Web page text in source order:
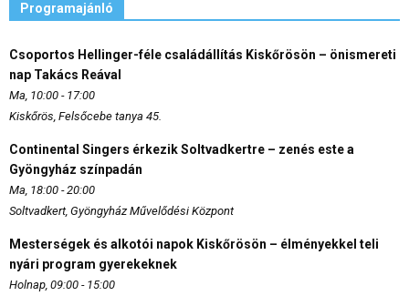
Programajánló
Csoportos Hellinger-féle családállítás Kiskőrösön – önismereti
nap Takács Reával
Ma, 10:00 - 17:00
Kiskőrös, Felsőcebe tanya 45.
Continental Singers érkezik Soltvadkertre – zenés este a
Gyöngyház színpadán
Ma, 18:00 - 20:00
Soltvadkert, Gyöngyház Művelődési Központ
Mesterségek és alkotói napok Kiskőrösön – élményekkel teli
nyári program gyerekeknek
Holnap, 09:00 - 15:00